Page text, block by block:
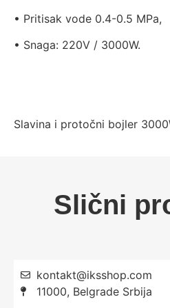
• Pritisak vode 0.4-0.5 MPa,
• Snaga: 220V / 3000W.
Slavina i protočni bojler
Slični
kontakt@iksshop.com
11000, Belgrade Srbija